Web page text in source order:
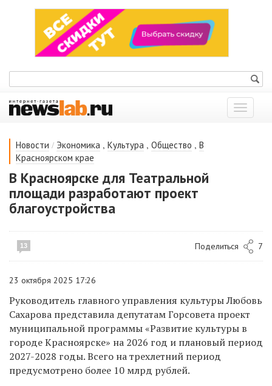
Показать
меню
Новости / Экономика , Культура , Общество , В
Красноярском крае
В Красноярске для Театральной
площади разработают проект
благоустройства
13 Поделиться 7
23 октября 2025 17:26
Руководитель главного управления культуры Любовь
Сахарова представила депутатам Горсовета проект
муниципальной программы «Развитие культуры в
городе Красноярске» на 2026 год и плановый период
2027-2028 годы. Всего на трехлетний период
предусмотрено более 10 млрд рублей.